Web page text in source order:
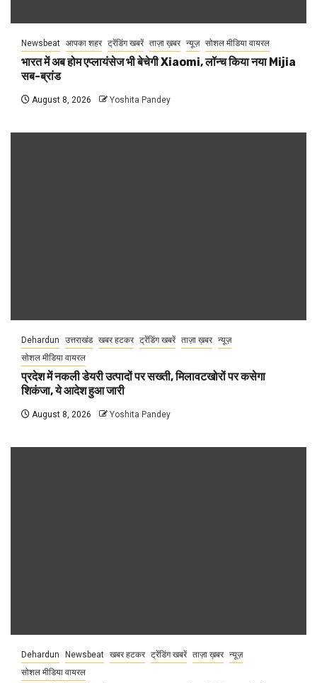
Newsbeat आपका शहर ट्रेंडिंग खबरें ताज़ा ख़बर न्यूज़ सोशल मीडिया वायरल
भारत में अब होम एप्लायंसेज भी बेचेगी Xiaomi, लॉन्च किया नया Mijia
सब-ब्रांड
August 8, 2026 Yoshita Pandey
Dehardun उत्तराखंड खबर हटकर ट्रेंडिंग खबरें ताज़ा ख़बर न्यूज़
सोशल मीडिया वायरल
प्रदेश में नकली डेयरी उत्पादों पर सख्ती, मिलावटखोरों पर कसेगा
शिकंजा, ये आदेश हुआ जारी
August 8, 2026 Yoshita Pandey
Dehardun Newsbeat खबर हटकर ट्रेंडिंग खबरें ताज़ा ख़बर न्यूज़
सोशल मीडिया वायरल